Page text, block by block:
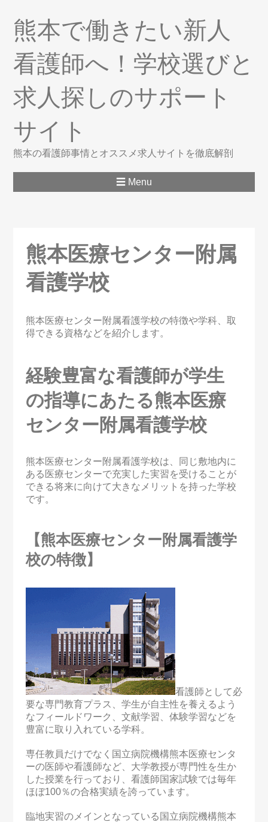
熊本で働きたい新人
看護師へ！学校選びと
求人探しのサポート
サイト
熊本の看護師事情とオススメ求人サイトを徹底解剖
☰ Menu
熊本医療センター附属
看護学校
熊本医療センター附属看護学校の特徴や学科、取
得できる資格などを紹介します。
経験豊富な看護師が学生
の指導にあたる熊本医療
センター附属看護学校
熊本医療センター附属看護学校は、同じ敷地内に
ある医療センターで充実した実習を受けることが
できる将来に向けて大きなメリットを持った学校
です。
【熊本医療センター附属看護学
校の特徴】
看護師として必
要な専門教育プラス、学生が自主性を養えるよう
なフィールドワーク、文献学習、体験学習などを
豊富に取り入れている学科。
専任教員だけでなく国立病院機構熊本医療センタ
ーの医師や看護師など、大学教授が専門性を生か
した授業を行っており、 看護師国家試験では毎年
ほぼ100％の合格実績を誇っています。
臨地実習のメインとなっている国立病院機構熊本